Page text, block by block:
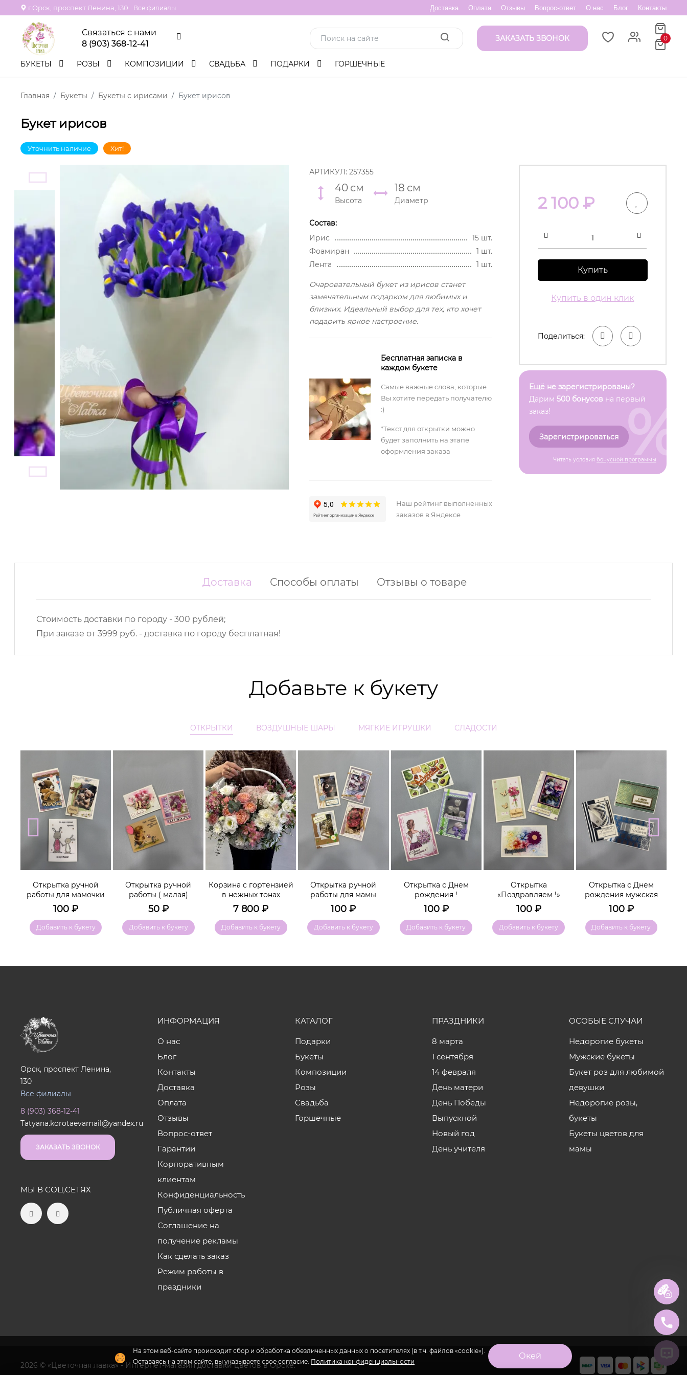
г.Орск, проспект Ленина, 130 Все филиалы Доставка Оплата Отзывы Вопрос-ответ О нас Блог Контакты
Связаться с нами
8 (903) 368-12-41
ЗАКАЗАТЬ ЗВОНОК 0
БУКЕТЫ РОЗЫ КОМПОЗИЦИИ СВАДЬБА ПОДАРКИ ГОРШЕЧНЫЕ
Главная Букеты Букеты с ирисами Букет ирисов
Букет ирисов
Уточнить наличие Хит!
АРТИКУЛ: 257355
40 см
Высота
18 см
Диаметр
Состав:
Ирис
15 шт.
Фоамиран
1 шт.
Лента
1 шт.
Очаровательный букет из ирисов станет
замечательным подарком для любимых и
близких. Идеальный выбор для тех, кто хочет
подарить яркое настроение.
Бесплатная записка в
каждом букете
Самые важные слова, которые
Вы хотите передать получателю
:)
*Текст для открытки можно
будет заполнить на этапе
оформления заказа
Наш рейтинг выполненных
заказов в Яндексе
2 100₽
Купить
Купить в один клик
Поделиться:
Ещё не зарегистрированы?
Дарим 500 бонусов на первый
заказ!
Зарегистрироваться
Читать условия бонусной программы
%
Доставка Способы оплаты Отзывы о товаре
Стоимость доставки по городу - 300 рублей;
При заказе от 3999 руб. - доставка по городу бесплатная!
Добавьте к букету
ОТКРЫТКИ ВОЗДУШНЫЕ ШАРЫ МЯГКИЕ ИГРУШКИ СЛАДОСТИ
Открытка ручной
работы для мамочки
100 ₽
Добавить к букету
Открытка ручной
работы ( малая)
50₽
Добавить к букету
Корзина с гортензией
в нежных тонах
7 800 ₽
Добавить к букету
Открытка ручной
работы для мамы
100 ₽
Добавить к букету
Открытка с Днем
рождения !
100₽
Добавить к букету
Открытка
«Поздравляем !»
100₽
Добавить к букету
Открытка с Днем
рождения мужская
100₽
Добавить к букету
На этом веб-сайте происходит сбор и обработка обезличенных данных о посетителях (в т.ч. файлов «cookie»).
Оставаясь на этом сайте, вы указываете свое согласие. Политика конфиденциальности
Окей
Орск, проспект Ленина,
130
Все филиалы
8 (903) 368-12-41
Tatyana.korotaevamail@yandex.ru
ЗАКАЗАТЬ ЗВОНОК
МЫ В СОЦ.СЕТЯХ
ИНФОРМАЦИЯ
О нас
Блог
Контакты
Доставка
Оплата
Отзывы
Вопрос-ответ
Гарантии
Корпоративным
клиентам
Конфиденциальность
Публичная оферта
Соглашение на
получение рекламы
Как сделать заказ
Режим работы в
праздники
КАТАЛОГ
Подарки
Букеты
Композиции
Розы
Свадьба
Горшечные
ПРАЗДНИКИ
8 марта
1 сентября
14 февраля
День матери
День Победы
Выпускной
Новый год
День учителя
ОСОБЫЕ СЛУЧАИ
Недорогие букеты
Мужские букеты
Букет роз для любимой
девушки
Недорогие розы,
букеты
Букеты цветов для
мамы
2026 © «Цветочная лавка» - Интернет-магазин доставки цветов в Орске.